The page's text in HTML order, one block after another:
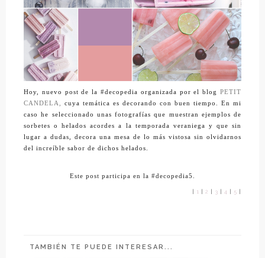
Hoy, nuevo post de la #decopedia organizada por el blog PETIT
CANDELA,
cuya temática es decorando con buen tiempo. En mi
caso he seleccionado unas fotografías que muestran ejemplos de
sorbetes o helados acordes a la temporada veraniega y que sin
lugar a dudas, decora una mesa de lo más vistosa sin olvidarnos
del increíble sabor de dichos helados.
Este post participa en la #decopedia5.
1 2 3 4 5
TAMBIÉN TE PUEDE INTERESAR...